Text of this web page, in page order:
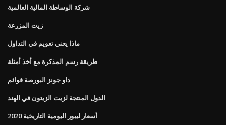
شركة الوساطة المالية العالمية
زيت المزرعة
ماذا يعني تعويم في التداول
طريقة رسم المذكرة مع أخذ أمثلة
داو جونز البورصة قوائم
الدول المنتجة لزيت الزيتون في الهند
أسعار ليبور اليومية التاريخية 2020